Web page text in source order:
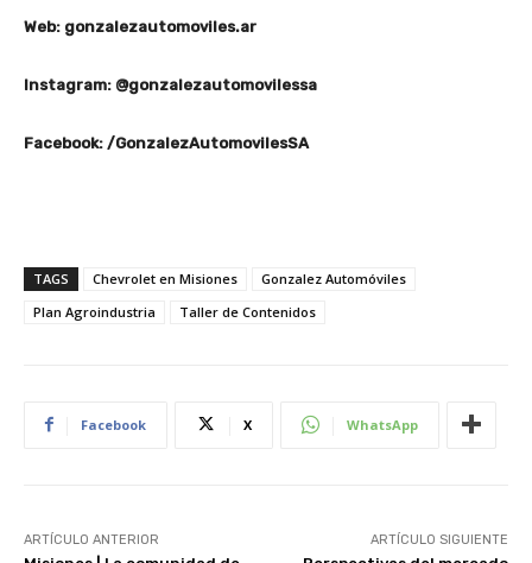
Web: gonzalezautomoviles.ar
Instagram: @gonzalezautomovilessa
Facebook: /GonzalezAutomovilesSA
TAGS Chevrolet en Misiones
Gonzalez Automóviles
Plan Agroindustria
Taller de Contenidos
Facebook X WhatsApp
ARTÍCULO ANTERIOR ARTÍCULO SIGUIENTE